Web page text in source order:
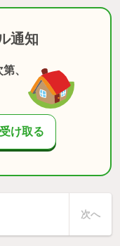
通知
、
け取る
次へ